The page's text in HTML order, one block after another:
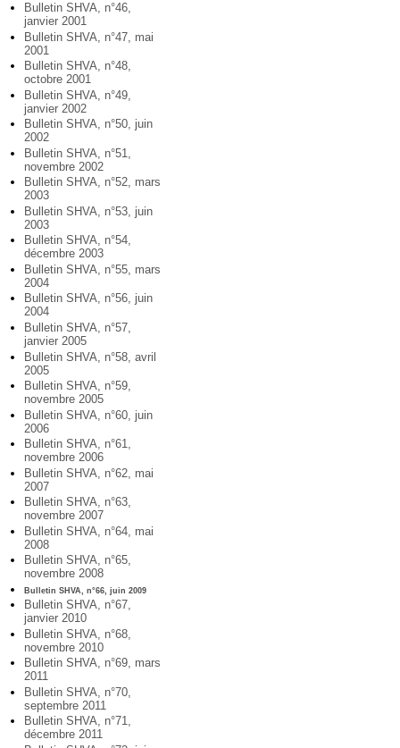
Bulletin SHVA, n°46,
janvier 2001
Bulletin SHVA, n°47, mai
2001
Bulletin SHVA, n°48,
octobre 2001
Bulletin SHVA, n°49,
janvier 2002
Bulletin SHVA, n°50, juin
2002
Bulletin SHVA, n°51,
novembre 2002
Bulletin SHVA, n°52, mars
2003
Bulletin SHVA, n°53, juin
2003
Bulletin SHVA, n°54,
décembre 2003
Bulletin SHVA, n°55, mars
2004
Bulletin SHVA, n°56, juin
2004
Bulletin SHVA, n°57,
janvier 2005
Bulletin SHVA, n°58, avril
2005
Bulletin SHVA, n°59,
novembre 2005
Bulletin SHVA, n°60, juin
2006
Bulletin SHVA, n°61,
novembre 2006
Bulletin SHVA, n°62, mai
2007
Bulletin SHVA, n°63,
novembre 2007
Bulletin SHVA, n°64, mai
2008
Bulletin SHVA, n°65,
novembre 2008
Bulletin SHVA, n°66, juin 2009
Bulletin SHVA, n°67,
janvier 2010
Bulletin SHVA, n°68,
novembre 2010
Bulletin SHVA, n°69, mars
2011
Bulletin SHVA, n°70,
septembre 2011
Bulletin SHVA, n°71,
décembre 2011